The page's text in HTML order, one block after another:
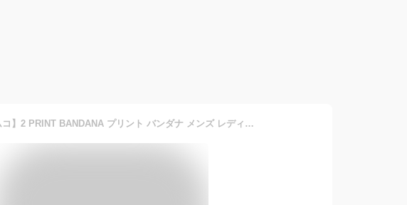
CAMCO【カムコ】2 PRINT BANDANA プリント バンダナ メンズ レディース (男女兼用)